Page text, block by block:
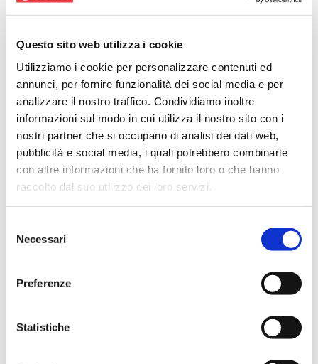
Questo sito web utilizza i cookie
Utilizziamo i cookie per personalizzare contenuti ed
annunci, per fornire funzionalità dei social media e per
analizzare il nostro traffico. Condividiamo inoltre
informazioni sul modo in cui utilizza il nostro sito con i
nostri partner che si occupano di analisi dei dati web,
pubblicità e social media, i quali potrebbero combinarle
con altre informazioni che ha fornito loro o che hanno
raccolto dal suo utilizzo dei loro servizi.
delNecessari
Preferenze
Statistiche